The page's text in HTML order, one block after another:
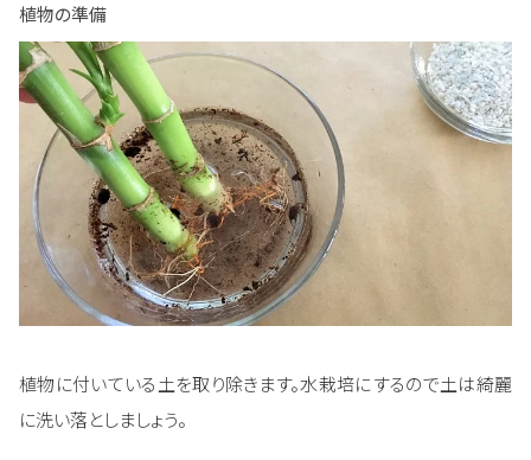
植物の準備
植物に付いている土を取り除きます。水栽培にするので土は綺麗
に洗い落としましょう。